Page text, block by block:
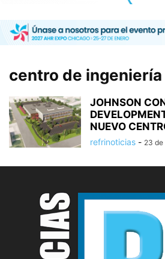
centro de ingeniería
JOHNSON
NUEVO
refrinoticias - 23